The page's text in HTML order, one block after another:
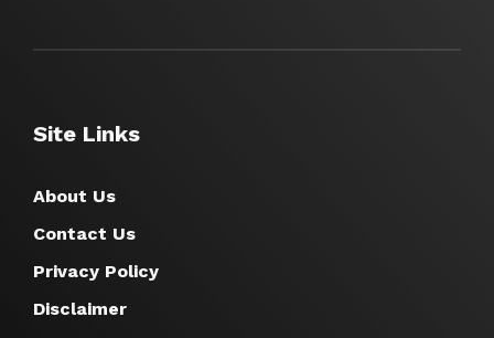
Site Links
About Us
Contact Us
Privacy Policy
Disclaimer